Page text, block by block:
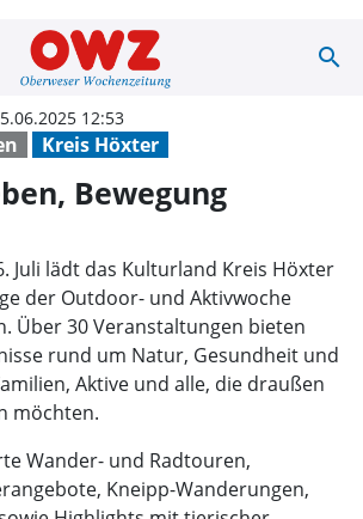
Natur erleben,search
Kreis Höxter
12:53
Bewegung
Juli lädt das Kulturland Kreis Höxter
der Outdoor- und Aktivwoche
Über 30 Veranstaltungen bieten
rund um Natur, Gesundheit und
Aktive und alle, die draußen
möchten.
Wander- und Radtouren,
Kneipp-Wanderungen,